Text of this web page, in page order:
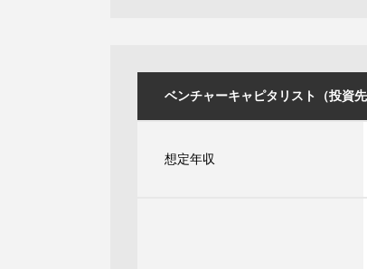
ベンチャーキャピタリスト（投資
想定年収